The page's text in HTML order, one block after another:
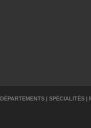
DÉPARTEMENTS | SPÉCIALITÉS |